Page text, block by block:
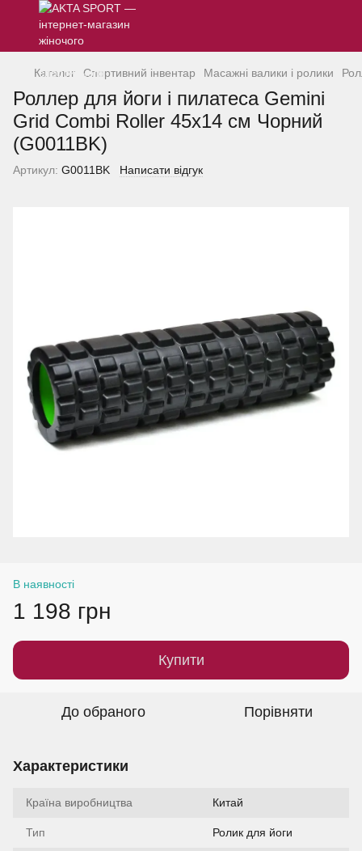
Каталог Спортивний інвентар Масажні валики і ролики
Роллер для йоги і пилатеса Gemini
Grid Combi Roller 45x14 см Чорний
(G0011BK)
Артикул: G0011BK Написати відгук
В наявності
1 198 грн
Купити
До обраного Порівняти
Характеристики
Країна виробництва Китай
Тип Ролик для йоги